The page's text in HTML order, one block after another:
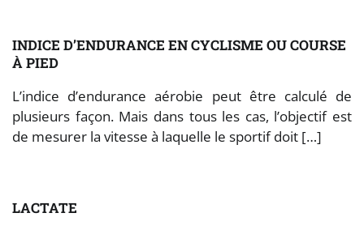
INDICE D’ENDURANCE EN CYCLISME OU COURSE
À PIED
L’indice d’endurance aérobie peut être calculé de
plusieurs façon. Mais dans tous les cas, l’objectif est
de mesurer la vitesse à laquelle le sportif doit […]
LACTATE